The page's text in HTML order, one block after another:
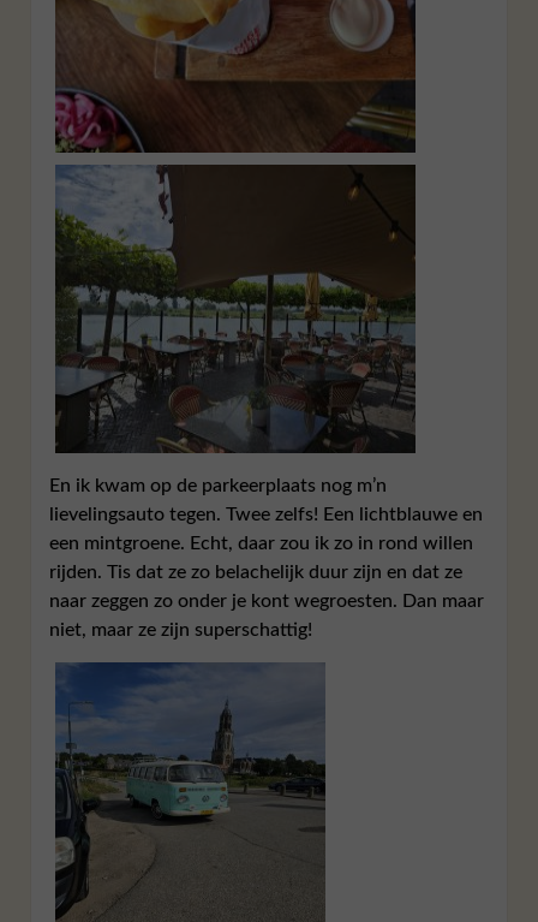
En ik kwam op de parkeerplaats nog m’n
lievelingsauto tegen. Twee zelfs! Een lichtblauwe en
een mintgroene. Echt, daar zou ik zo in rond willen
rijden. Tis dat ze zo belachelijk duur zijn en dat ze
naar zeggen zo onder je kont wegroesten. Dan maar
niet, maar ze zijn superschattig!